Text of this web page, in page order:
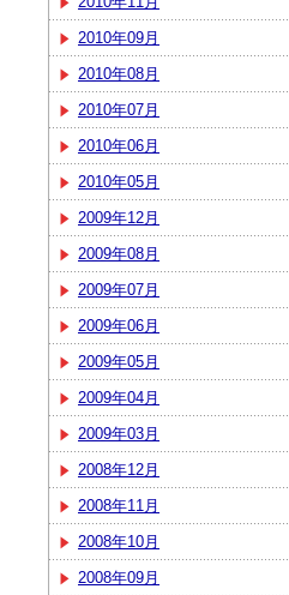
2010年09月
2010年08月
2010年07月
2010年06月
2010年05月
2009年12月
2009年08月
2009年07月
2009年06月
2009年05月
2009年04月
2009年03月
2008年12月
2008年11月
2008年10月
2008年09月